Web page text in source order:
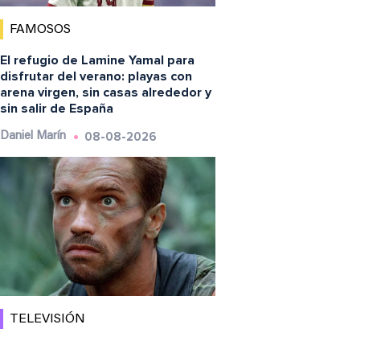
FAMOSOS
El refugio de Lamine Yamal para
disfrutar del verano: playas con
arena virgen, sin casas alrededor y
sin salir de España
Daniel Marín 08-08-2026
TELEVISIÓN